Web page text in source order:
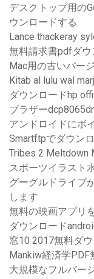
デスクトップ用の
ウンロードする
Lance thackeray
無料請求書pdfダウ
Mac用の古いバー
Kitab al lulu wal
ダウンロードhp
ブラザー
アンドロイドにボ
Smartftpでダウン
Tribes 2 Meltdown
スポーツイラスト
グーグルドライブ
します
無料の映画アプリ
ダウンロード
窓10 2017無料ダ
Mankiw経済学PDF
大規模なフルバー